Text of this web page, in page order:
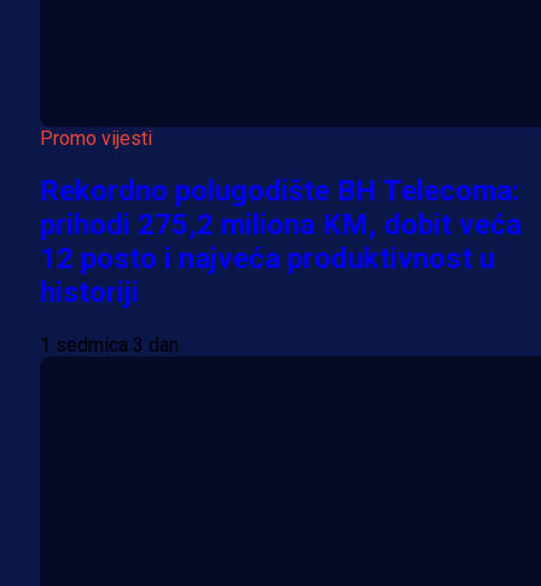
Promo vijesti
Rekordno polugodište BH Telecoma:
prihodi 275,2 miliona KM, dobit veća
12 posto i najveća produktivnost u
historiji
1 sedmica 3 dan